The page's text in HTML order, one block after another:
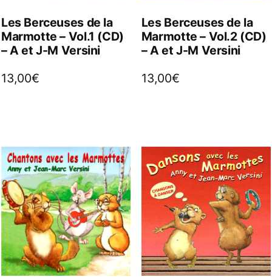
Les Berceuses de la
Marmotte – Vol.1 (CD)
– A et J-M Versini
13,00€
Les Berceuses de la
Marmotte – Vol.2 (CD)
– A et J-M Versini
13,00€